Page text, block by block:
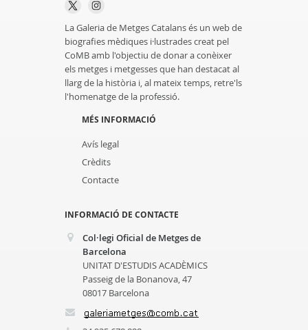
La Galeria de Metges Catalans és un web de
biografies mèdiques i·lustrades creat pel
CoMB amb l'objectiu de donar a conèixer
els metges i metgesses que han destacat al
llarg de la història i, al mateix temps, retre'ls
l'homenatge de la professió.
MÉS INFORMACIÓ
Avís legal
Crèdits
Contacte
INFORMACIÓ DE CONTACTE
Col·legi Oficial de Metges de
Barcelona
UNITAT D'ESTUDIS ACADÈMICS
Passeig de la Bonanova, 47
08017 Barcelona